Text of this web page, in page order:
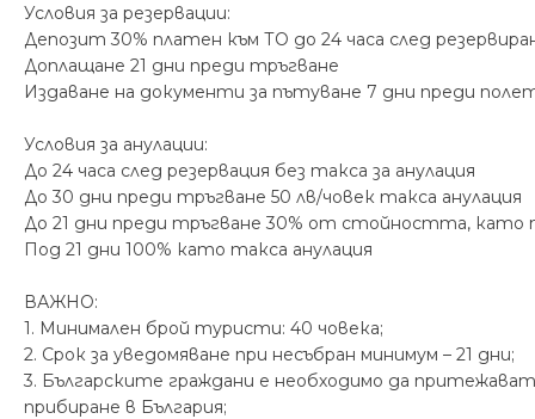
Условия за резервации:
Депозит 30% платен към ТО до 24 часа след
Доплащане 21 дни преди тръгване
Издаване на документи за пътуване 7 дни преди
Условия за анулации:
До 24 часа след резервация без такса за анулация
До 30 дни преди тръгване 50 лв/човек такса анулация
До 21 дни преди тръгване 30% от стойността, като
Под 21 дни 100% като такса анулация
ВАЖНО:
1. Минимален брой туристи: 40 човека;
2. Срок за уведомяване при несъбран минимум – 21 дни;
3. Българските граждани е необходимо да
прибиране в България;